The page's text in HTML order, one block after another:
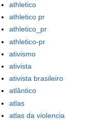
athletico
athletico pr
athletico_pr
athletico-pr
ativismo
ativista
ativista brasileiro
atlântico
atlas
atlas da violencia